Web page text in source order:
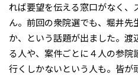
れば要望を伝える窓口がなく、
ん。前回の衆院選でも、堀井先
か、という話題が出ました。
る人や、案件ごとに４人の参院
行くしかないという人も。皆が